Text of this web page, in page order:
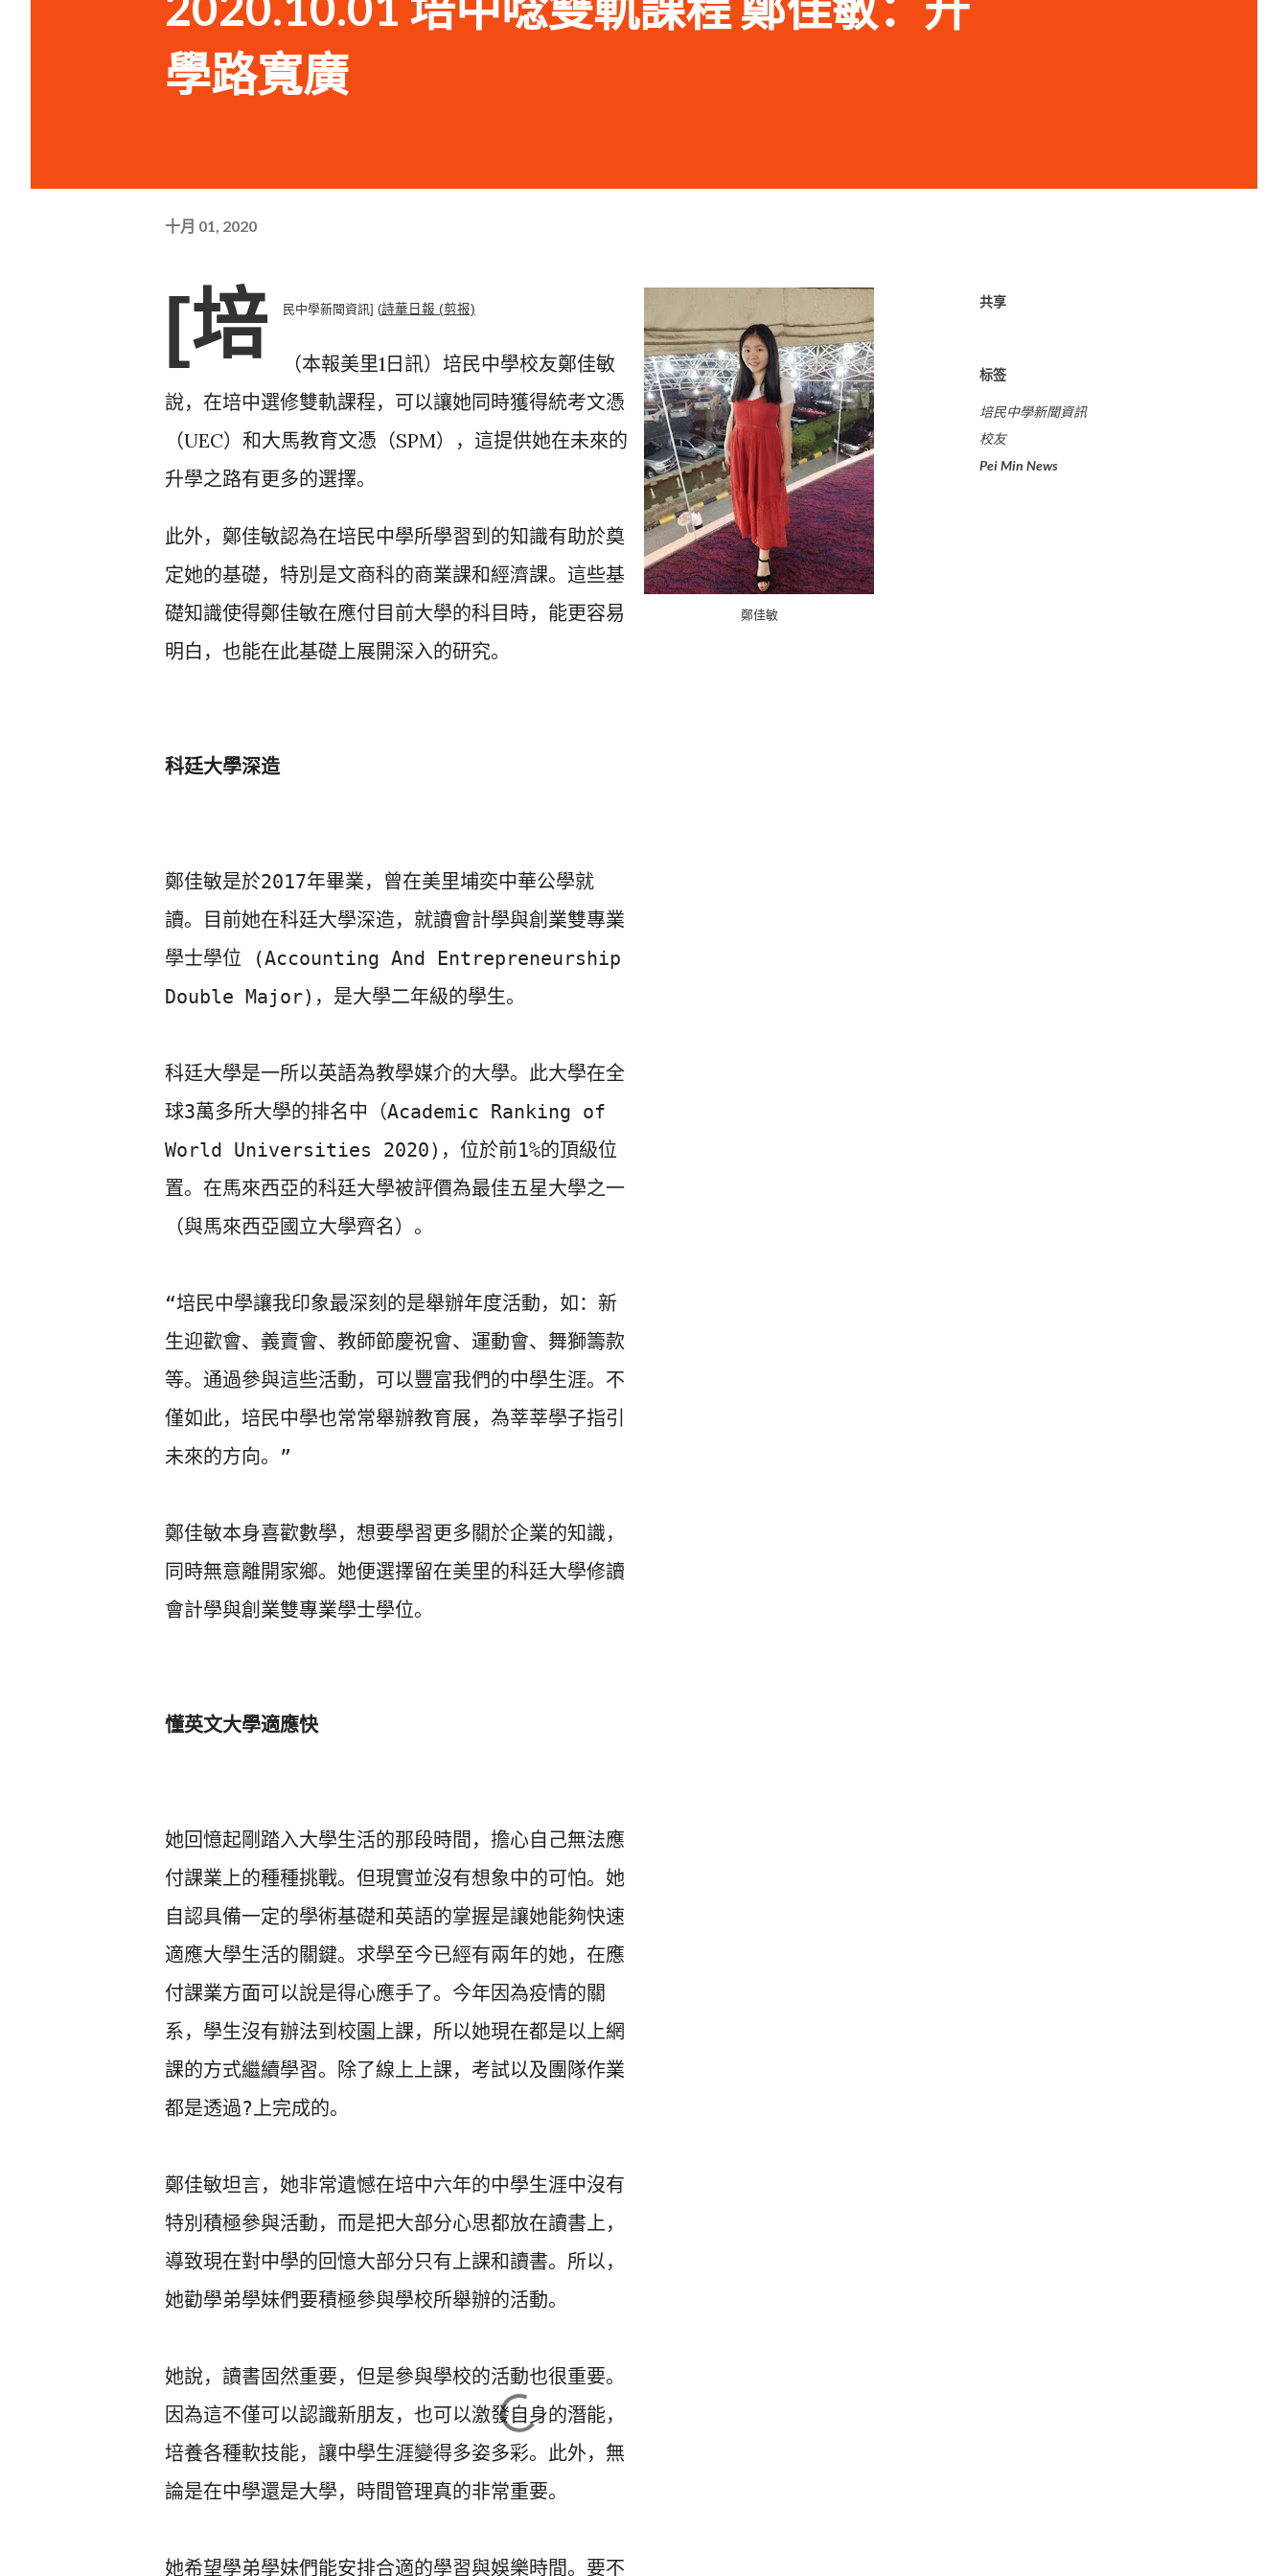
學路寬廣
十月 01, 2020
鄭佳敏
[培 民中學新聞資訊] (
（本報美里1日訊）培民中學校友鄭佳敏
說，在培中選修雙軌課程， 可以讓她同時獲得統考文憑
（UEC）和大馬教育文憑（SPM）， 這提供她在未來的
升學之路有更多的選擇。
此外，鄭佳敏認為在培民中學所學習到的知識有助於奠
定她的基礎， 特別是文商科的商業課和經濟課。 這些基
礎知識使得鄭佳敏在應付目前大學的科目時，能更容易
明白， 也能在此基礎上展開深入的研究。
科廷大學深造
鄭佳敏是於2017年畢業，曾在美里埔奕中華公學就
讀。
目前她在科廷大學深造，就讀會計學與創業雙專業
學士學位 (Accounting And Entrepreneurship
Double Major)，是大學二年級的學生。
科廷大學是一所以英語為教學媒介的大學。 此大學在全
球3萬多所大學的排名中（Academic Ranking of
World Universities 2020)，位於前1%的頂級位
置。 在馬來西亞的科廷大學被評價為最佳五星大學之一
（與馬來西亞國立大學齊名）。
“培民中學讓我印象最深刻的是舉辦年度活動，如：新
生迎歡會、 義賣會、教師節慶祝會、運動會、舞獅籌款
等。通過參與這些活動， 可以豐富我們的中學生涯。不
僅如此，培民中學也常常舉辦教育展， 為莘莘學子指引
未來的方向。”
鄭佳敏本身喜歡數學，想要學習更多關於企業的知識，
同時無意離開家鄉。 她便選擇留在美里的科廷大學修讀
會計學與創業雙專業學士學位。
懂英文大學適應快
她回憶起剛踏入大學生活的那段時間， 擔心自己無法應
付課業上的種種挑戰。但現實並沒有想象中的可怕。 她
自認具備一定的學術基礎和英語的掌握是讓她能夠快速
適應大學生活的關鍵。求學至今已經有兩年的她， 在應
付課業方面可以說是得心應手了。今年因為疫情的關
系， 學生沒有辦法到校園上課， 所以她現在都是以上網
課的方式繼續學習。除了線上上課， 考試以及團隊作業
都是透過?上完成的。
鄭佳敏坦言， 她非常遺憾在培中六年的中學生涯中沒有
特別積極參與活動， 而是把大部分心思都放在讀書上，
導致現在對中學的回憶大部分只有上課和讀書。所以，
她勸學弟學妹們要積極參與學校所舉辦的活動。
她說，讀書固然重要，但是參與學校的活動也很重要。
因為這不僅可以認識新朋友，也可以激發自身的潛能，
培養各種軟技能，讓中學生涯變得多姿多彩。此外， 無
論是在中學還是大學，時間管理真的非常重要。
她希望學弟學妹們能安排合適的學習與娛樂時間。 要不
共享
标签
培民中學新聞資訊
校友
Pei Min News